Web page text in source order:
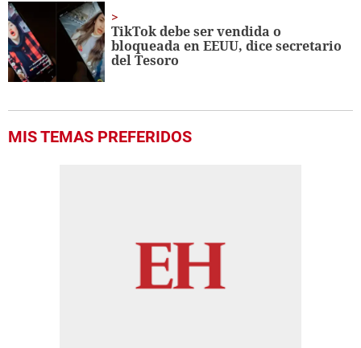
TikTok debe ser vendida o
bloqueada en EEUU, dice secretario
del Tesoro
MIS TEMAS PREFERIDOS